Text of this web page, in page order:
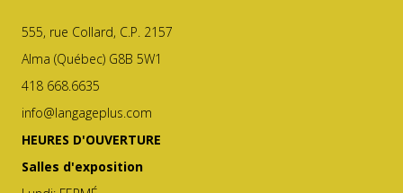
555, rue Collard, C.P. 2157
Alma (Québec) G8B 5W1
418 668.6635
info@langageplus.com
HEURES D'OUVERTURE
Salles d'exposition